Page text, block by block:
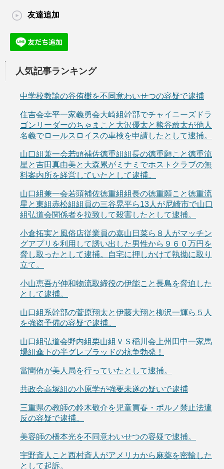
友達追加
人気記事ランキング
中学校教諭の谷侑樹を不同意わいせつの容疑で逮捕
住吉会幸平一家義勇会大崎組幹部でチャイニーズドラ
ゴンリーダーのちゃまこと大沢優太と熊谷敢太が他人
名義でロールスロイスの車検を申請したとして逮捕。
山口組兼一会若頭補佐徳重組組長の徳重願こと徳重流
星と吉田真由美と大森累がミナミでホストクラブの無
料案内所を経営していたとして逮捕。
山口組兼一会若頭補佐徳重組組長の徳重願こと徳重流
星と東組赤松組組員の三谷晃平ら13人が尼崎市で山口
組弘道会関係者を拉致して殺害したとして逮捕。
小倉拓実と風俗店従業員の嘉山日菜ら８人がマッチン
グアプリを利用して誘い出した男性から９６０万円を
脅し取ったとして逮捕。自宅に押しかけて執拗に取り
立て。
小山恵吾が伸和物流取締役の伊能こと長島を脅迫した
として逮捕。
山口組系幹部の菅原翔太と伊藤大翔と柳沢一輝ら５人
を強盗予備の容疑で逮捕。
山口組弘道会野内組栗山組ＶＳ稲川会上州田中一家馬
場組傘下の半グレブラッドの抗争勃発！
當間侑が美人局を行っていたとして逮捕。
共政会高塚組の小原学が強要未遂の疑いで逮捕
三重県の教師の鈴木敬介を児童買春・ポルノ禁止法違
反の容疑で逮捕。
美容師の橋本光を不同意わいせつの容疑で逮捕。
宇野斉人こと西村斉人がアメリカから麻薬を密輸した
として起訴。